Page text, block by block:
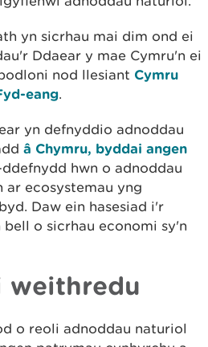
yn sicrhau mai dim ond ei
Ddaear y mae Cymru'n ei
nod llesiant Cymru
eang.
yn defnyddio adnoddau
â Chymru, byddai angen
hwn o adnoddau
ecosystemau yng
Daw ein hasesiad i'r
o sicrhau economi sy'n
weithredu
o reoli adnoddau naturiol